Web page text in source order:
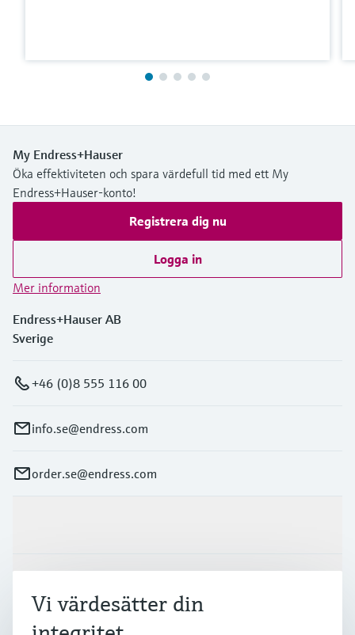
My Endress+Hauser
Öka effektiviteten och spara värdefull tid med ett My
Endress+Hauser-konto!
Registrera dig nu
Logga in
Mer information
Endress+Hauser AB
Sverige
+46 (0)8 555 116 00
info.se@endress.com
order.se@endress.com
Vi värdesätter din